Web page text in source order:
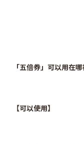
「五倍券」可以用在哪
【可以使用】